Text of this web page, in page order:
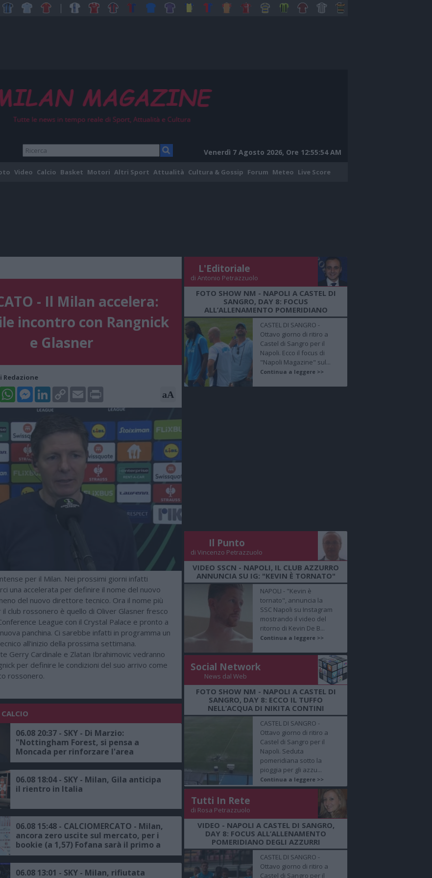
Venerdì 7 Agosto 2026, Ore 12:55:55 AM
Video Calcio Basket Motori Altri Sport Attualità Cultura & Gossip Forum Meteo Live Score
- Il Milan accelera:
incontro con Rangnick
e Glasner
Redazione
WhatsAppMessenger
LinkedIn
Copy
Link
Email Print aA
per il Milan. Nei prossimi giorni infatti
una accelerata per definire il nome del nuovo
del nuovo direttore tecnico. Ora il nome più
club rossonero è quello di Oliver Glasner fresco
League con il Crystal Palace e pronto a
panchina. Ci sarebbe infatti in programma un
all'inizio della prossima settimana.
Gerry Cardinale e Zlatan Ibrahimovic vedranno
per definire le condizioni del suo arrivo come
rossonero.
06.08 20:37 - SKY - Di Marzio:
"Nottingham Forest, si pensa a
Moncada per rinforzare l'area
sportiva, proposta all'ex dirigente del
Milan"
06.08 18:04 - SKY - Milan, Gila anticipa
il rientro in Italia
06.08 15:48 - CALCIOMERCATO - Milan,
ancora zero uscite sul mercato, per i
bookie (a 1,57) Fofana sarà il primo a
salutare
06.08 13:01 - SKY - Milan, rifiutata
L'Editoriale
di Antonio Petrazzuolo
FOTO SHOW NM - NAPOLI A CASTEL DI
SANGRO, DAY 8: FOCUS
ALL’ALLENAMENTO POMERIDIANO
CASTEL DI SANGRO -
Ottavo giorno di ritiro a
Castel di Sangro per il
Napoli. Ecco il focus di
"Napoli Magazine" sul...
Continua a leggere >>
Il Punto
di Vincenzo Petrazzuolo
VIDEO SSCN - NAPOLI, IL CLUB AZZURRO
ANNUNCIA SU IG: "KEVIN È TORNATO"
NAPOLI - "Kevin è
tornato", annuncia la
SSC Napoli su Instagram
mostrando il video del
ritorno di Kevin De B...
Continua a leggere >>
Social Network
News dal Web
FOTO SHOW NM - NAPOLI A CASTEL DI
SANGRO, DAY 8: ECCO IL TUFFO
NELL’ACQUA DI NIKITA CONTINI
CASTEL DI SANGRO -
Ottavo giorno di ritiro a
Castel di Sangro per il
Napoli. Seduta
pomeridiana sotto la
pioggia per gli azzu...
Continua a leggere >>
Tutti In Rete
di Rosa Petrazzuolo
VIDEO - NAPOLI A CASTEL DI SANGRO,
DAY 8: FOCUS ALL’ALLENAMENTO
POMERIDIANO DEGLI AZZURRI
CASTEL DI SANGRO -
Ottavo giorno di ritiro a
Castel di Sangro per il